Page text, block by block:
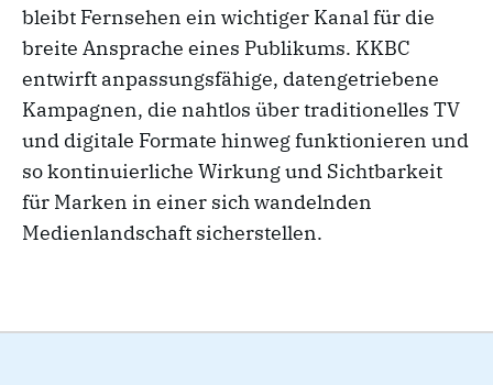
bleibt Fernsehen ein wichtiger Kanal für die
breite Ansprache eines Publikums. KKBC
entwirft anpassungsfähige, datengetriebene
Kampagnen, die nahtlos über traditionelles TV
und digitale Formate hinweg funktionieren und
so kontinuierliche Wirkung und Sichtbarkeit
für Marken in einer sich wandelnden
Medienlandschaft sicherstellen.